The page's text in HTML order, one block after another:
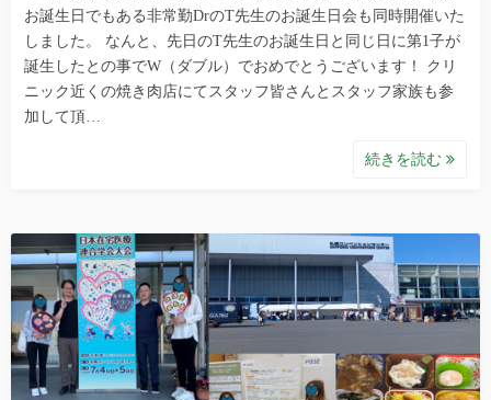
お誕生日でもある非常勤DrのT先生のお誕生日会も同時開催いた
しました。 なんと、先日のT先生のお誕生日と同じ日に第1子が
誕生したとの事でW（ダブル）でおめでとうございます！ クリ
ニック近くの焼き肉店にてスタッフ皆さんとスタッフ家族も参
加して頂…
続きを読む